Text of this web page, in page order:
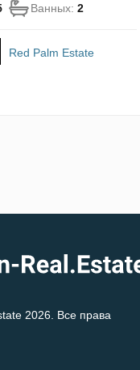
Ванных: 2
Red Palm Estate
2026. Все права